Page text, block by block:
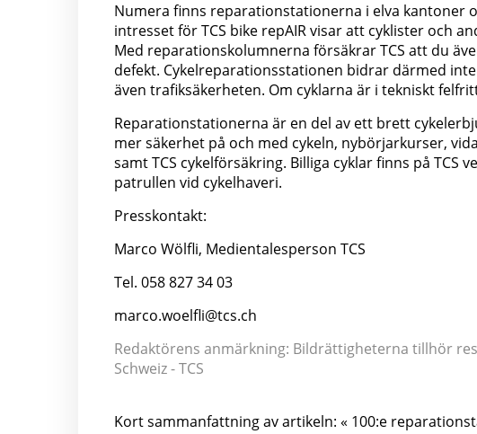
Numera finns reparationstationerna i elva kantoner
intresset för TCS bike repAIR visar att cyklister och
Med reparationskolumnerna försäkrar TCS att du
defekt. Cykelreparationsstationen bidrar därmed
även trafiksäkerheten. Om cyklarna är i tekniskt
Reparationstationerna är en del av ett brett
mer säkerhet på och med cykeln, nybörjarkurser,
samt TCS cykelförsäkring. Billiga cyklar finns på TCS
patrullen vid cykelhaveri.
Presskontakt:
Marco Wölfli, Medientalesperson TCS
Tel. 058 827 34 03
marco.woelfli@tcs.ch
Redaktörens anmärkning: Bildrättigheterna tillhör
Schweiz - TCS
Kort sammanfattning av artikeln: « 100:e